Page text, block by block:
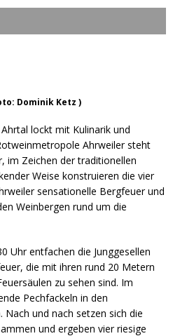
Dominik Ketz )
lockt mit Kulinarik und
Ahrweiler steht
im Zeichen der traditionellen
Weise konstruieren die vier
sensationelle Bergfeuer und
Weinbergen rund um die
Uhr entfachen die Junggesellen
die mit ihren rund 20 Metern
zu sehen sind. Im
Pechfackeln in den
und nach setzen sich die
und ergeben vier riesige